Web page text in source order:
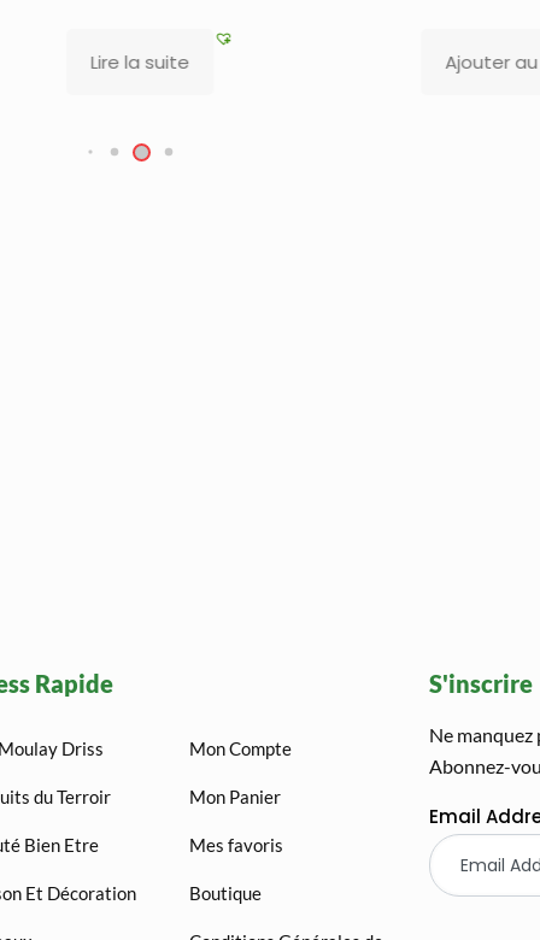
Ajouter au panier
Rapide
Driss
du Terroir
Bien Etre
Et Décoration
Mon Compte
Mon Panier
Mes favoris
Boutique
S'inscrire
Ne manquez
Abonnez-
Email